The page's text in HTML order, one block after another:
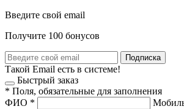
Введите свой email
Получите 100 бонусов
Подписка
Такой Email есть в системе!
Быстрый заказ
* Поля, обязательные для заполнения
ФИО *